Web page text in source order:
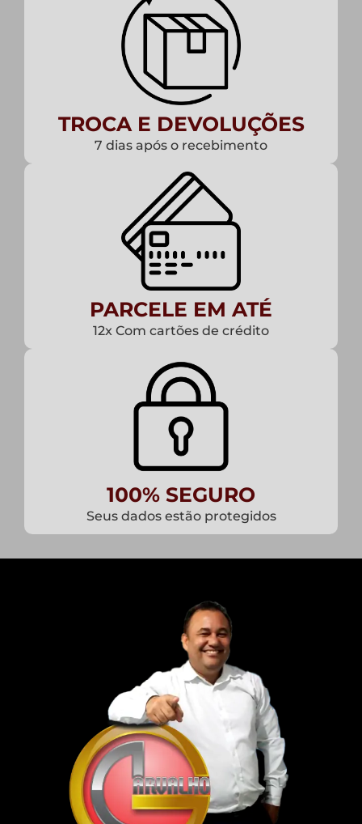
TROCA E DEVOLUÇÕES
7 dias após o recebimento
PARCELE EM ATÉ
12x Com cartões de crédito
100% SEGURO
Seus dados estão protegidos